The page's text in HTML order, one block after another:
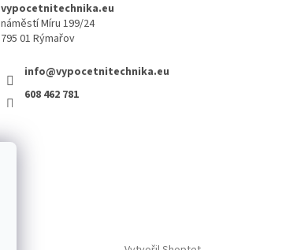
vypocetnitechnika.eu
náměstí Míru 199/24
795 01 Rýmařov
info@vypocetnitechnika.eu
608 462 781